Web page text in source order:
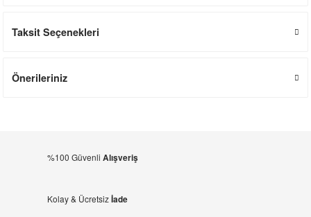
Taksit Seçenekleri
Önerileriniz
%100 Güvenli Alışveriş
Kolay & Ücretsizİade